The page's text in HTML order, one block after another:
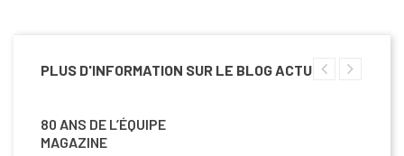
PLUS D'INFORMATION SUR LE BLOG ACTU
80 ANS DE L’ÉQUIPE
MAGAZINE